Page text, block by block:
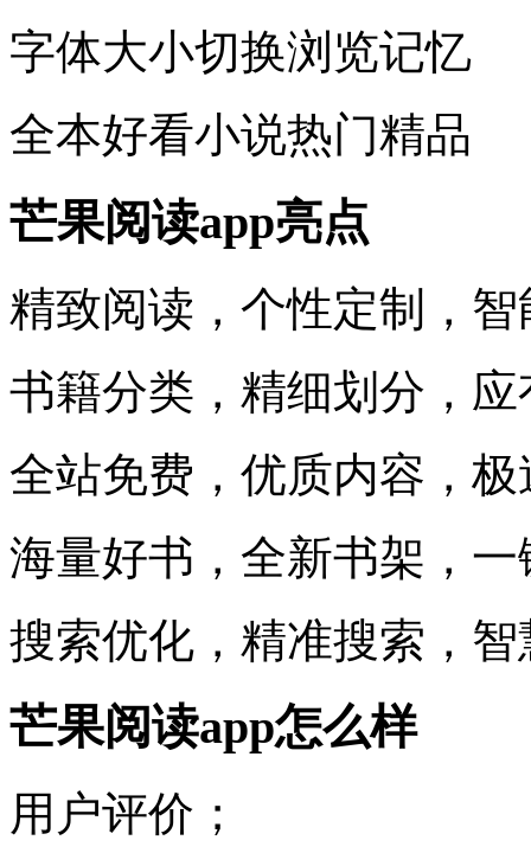
字体大小切换浏览记忆
全本好看小说热门精品
芒果阅读app亮点
精致阅读，个性定制，智
书籍分类，精细划分，应
全站免费，优质内容，极
海量好书，全新书架，一
搜索优化，精准搜索，智
芒果阅读app怎么样
用户评价；